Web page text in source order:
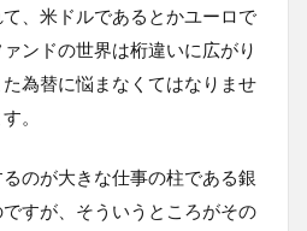
、米ドルであるとかユーロで
ンドの世界は桁違いに広がり
為替に悩まなくてはなりませ
。
のが大きな仕事の柱である銀
すが、そういうところがその